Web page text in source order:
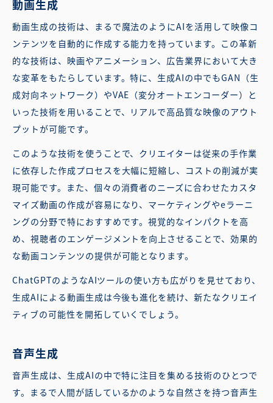
動画生成
動画生成の技術は、まるで魔法のようにAIを活用して映像コ
ンテンツを自動的に作成する能力を持っています。この革新
的な技術は、映画やアニメーション、広告業界において大き
な変革をもたらしています。特に、生成AIの中でもGAN（生
成対向ネットワーク）やVAE（変分オートエンコーダー）と
いった技術を用いることで、リアルで高品質な映像のアウト
プットが可能です。
このような技術を使うことで、クリエイターは従来の手作業
に依存した作成プロセスを大幅に短縮し、コストの削減が実
現可能です。また、個々の消費者のニーズに合わせたカスタ
マイズ動画の作成が容易になり、マーケティングやeラーニ
ングの分野で特におすすめです。視覚的なインパクトを高
め、視聴者のエンゲージメントを向上させることで、効果的
な動画コンテンツの提供が可能となります。
ChatGPTのようなAIツールの使い方も広がりを見せており、
生成AIによる動画生成は今後も進化を続け、新たなクリエイ
ティブの可能性を開拓していくでしょう。
音声生成
音声生成は、生成AIの中で特に注目を集める技術のひとつで
す。まるで人間が話しているかのような自然さを持つ音声生